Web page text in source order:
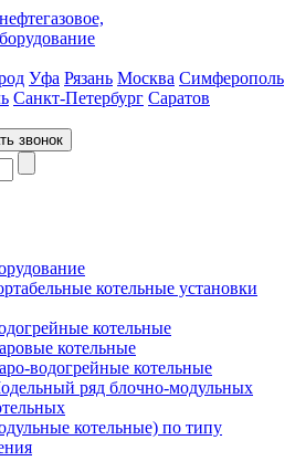
Уфа Рязань Москва Симферополь
Санкт-Петербург Саратов
звонок
котельные установки
котельные
котельные
водогрейные котельные
ряд блочно-модульных
котельные) по типу